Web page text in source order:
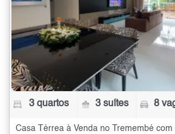
3 quartos 3 suítes 8
Casa Térrea à Venda no Tremembé com